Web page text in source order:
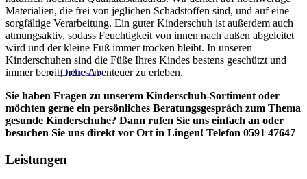
Orthesen
Materialien, die frei von jeglichen Schadstoffen sind, und auf eine
sorgfältige Verarbeitung. Ein guter Kinderschuh ist außerdem auch
atmungsaktiv, sodass Feuchtigkeit von innen nach außen abgeleitet
wird und der kleine Fuß immer trocken bleibt. In unseren
Kinderschuhen sind die Füße Ihres Kindes bestens geschützt und
immer bereit, neue Abenteuer zu erleben.
Sie haben Fragen zu unserem Kinderschuh-Sortiment oder
möchten gerne ein persönliches Beratungsgespräch zum Thema
gesunde Kinderschuhe? Dann rufen Sie uns einfach an oder
besuchen Sie uns direkt vor Ort in Lingen! Telefon 0591 47647
Leistungen